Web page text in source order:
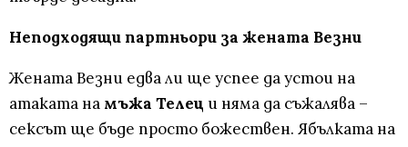
Неподходящи партньори за жената Везни
Жената Везни едва ли ще успее да устои на
атаката на мъжа Телец и няма да съжалява –
сексът ще бъде просто божествен. Ябълката на